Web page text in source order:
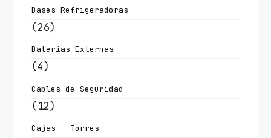
Bases Refrigeradoras
(26)
Baterías Externas
(4)
Cables de Seguridad
(12)
Cajas - Torres